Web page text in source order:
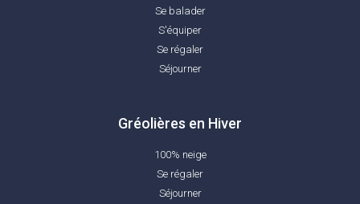
Loc'Azur
Se balader
S'équiper
Se régaler
Séjourner
Gréolières en Hiver
100% neige
Se régaler
Séjourner